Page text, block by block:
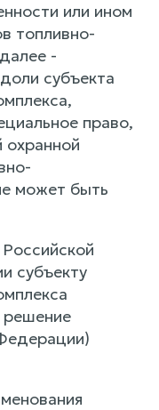
или ином
топливно-
-
субъекта
право,
охранной
может быть
субъекту
решение